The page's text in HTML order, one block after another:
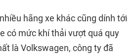
hãng xe khác cũng dính tới
có mức khí thải vượt quá quy
là Volkswagen, công ty đã